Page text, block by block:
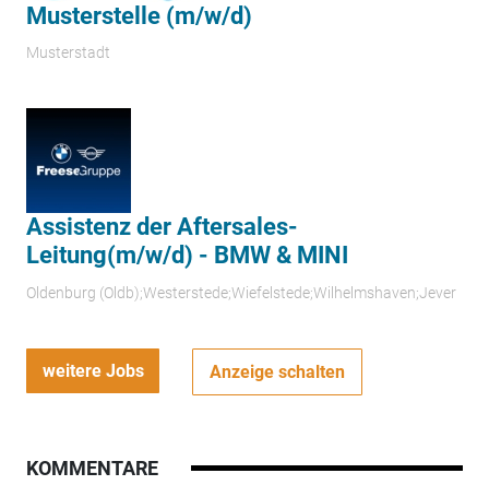
Musterstelle (m/w/d)
Musterstadt
Assistenz der Aftersales-
Leitung(m/w/d) - BMW & MINI
Oldenburg (Oldb);Westerstede;Wiefelstede;Wilhelmshaven;Jever
weitere Jobs Anzeige schalten
KOMMENTARE